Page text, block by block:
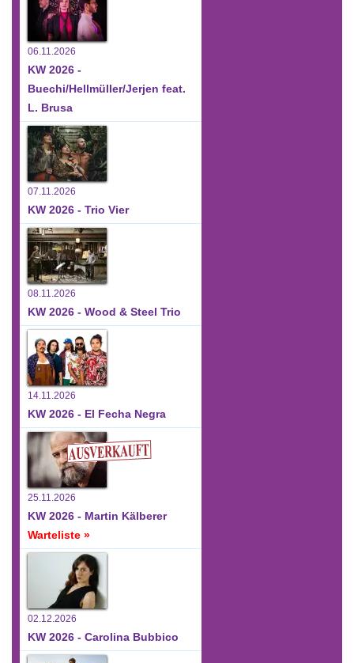
06.11.2026
KW 2026 -
Buechi/Hellmüller/Jerjen feat.
L. Brusa
07.11.2026
KW 2026 - Trio Vier
08.11.2026
KW 2026 - Wood & Steel Trio
14.11.2026
KW 2026 - El Fecha Negra
25.11.2026
KW 2026 - Martin Kälberer
Warteliste »
02.12.2026
KW 2026 - Carolina Bubbico